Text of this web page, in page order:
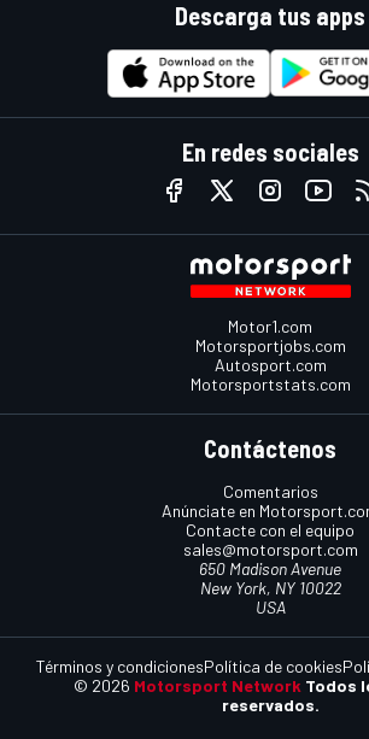
Descarga tus apps
En redes sociales
Motor1.com
Motorsportjobs.com
Autosport.com
Motorsportstats.com
Contáctenos
Comentarios
Anúnciate en
Contacte con el equipo
sales@motorsport.com
650 Madison Avenue
New York, NY 10022
USA
© 2026 Motorsport Network Todos
reservados.
Términos y condicionesPolítica de cookies